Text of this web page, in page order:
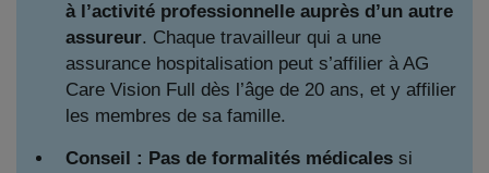
à l’activité professionnelle auprès d’un autre
assureur. Chaque travailleur qui a une
assurance hospitalisation peut s’affilier à AG
Care Vision Full dès l’âge de 20 ans, et y affilier
les membres de sa famille.
Conseil : Pas de formalités médicales si